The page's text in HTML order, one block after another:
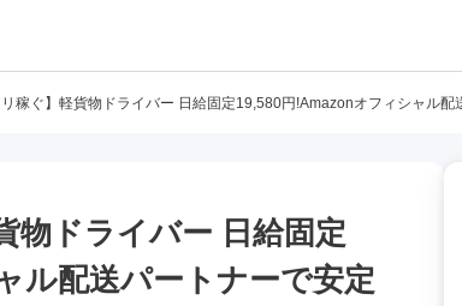
リ稼ぐ】軽貨物ドライバー 日給固定19,580円!Amazonオフィシャル
物ドライバー 日給固定
ル配送パートナーで安定